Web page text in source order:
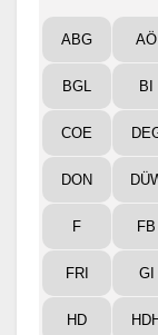
ABG AÖ
BGL BI
COE
DON
F FB
FRI GI
HD